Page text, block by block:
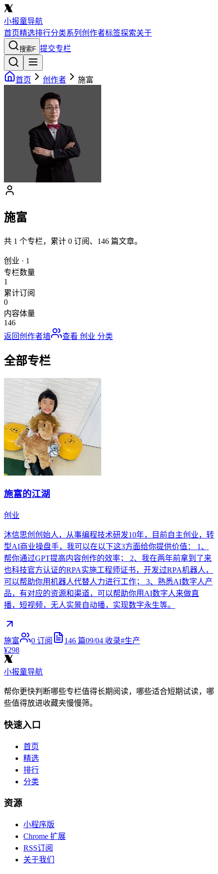
小报童导航
首页精选排行分类系列 创作者标签探索关于
搜索F 提交专栏
首页 创作者 施富
施富
共 1 个专栏，累计 0 订阅、 146 篇文章。
创业 · 1
专栏数量
1
累计订阅
0
内容体量
146
返回创作者墙
查看 创业 分类
全部专栏
施富的江湖
创业
沐信思创创始人，从事编程技术研发10年，目前自主创业，转
型AI商业操盘手，我可以在以下这3方面给你提供价值： 1、
帮你通过GPT提高内容创作的效率； 2、我在两年前拿到了来
也科技官方认证的RPA实施工程师证书，开发过RPA机器人，
可以帮助你用机器人代替人力进行工作； 3、熟悉AI数字人产
品，有对应的资源和渠道，可以帮助你用AI数字人来做直
播，短视频，无人实景自动播，实现数字永生等。
施富 0 订阅 146 篇09/04 收录#生产
¥298
小报童导航
帮你更快判断哪些专栏值得长期阅读，哪些适合短期试读，哪
些值得放进收藏夹慢慢筛。
快速入口
首页
精选
排行
分类
资源
小程序版
Chrome 扩展
RSS订阅
关于我们